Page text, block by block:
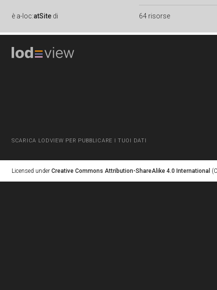
è a-loc:atSite di 64 risorse
SCARICA LODVIEW PER PUBBLICARE I TUOI DATI
Licensed under Creative Commons Attribution-ShareAlike 4.0 International